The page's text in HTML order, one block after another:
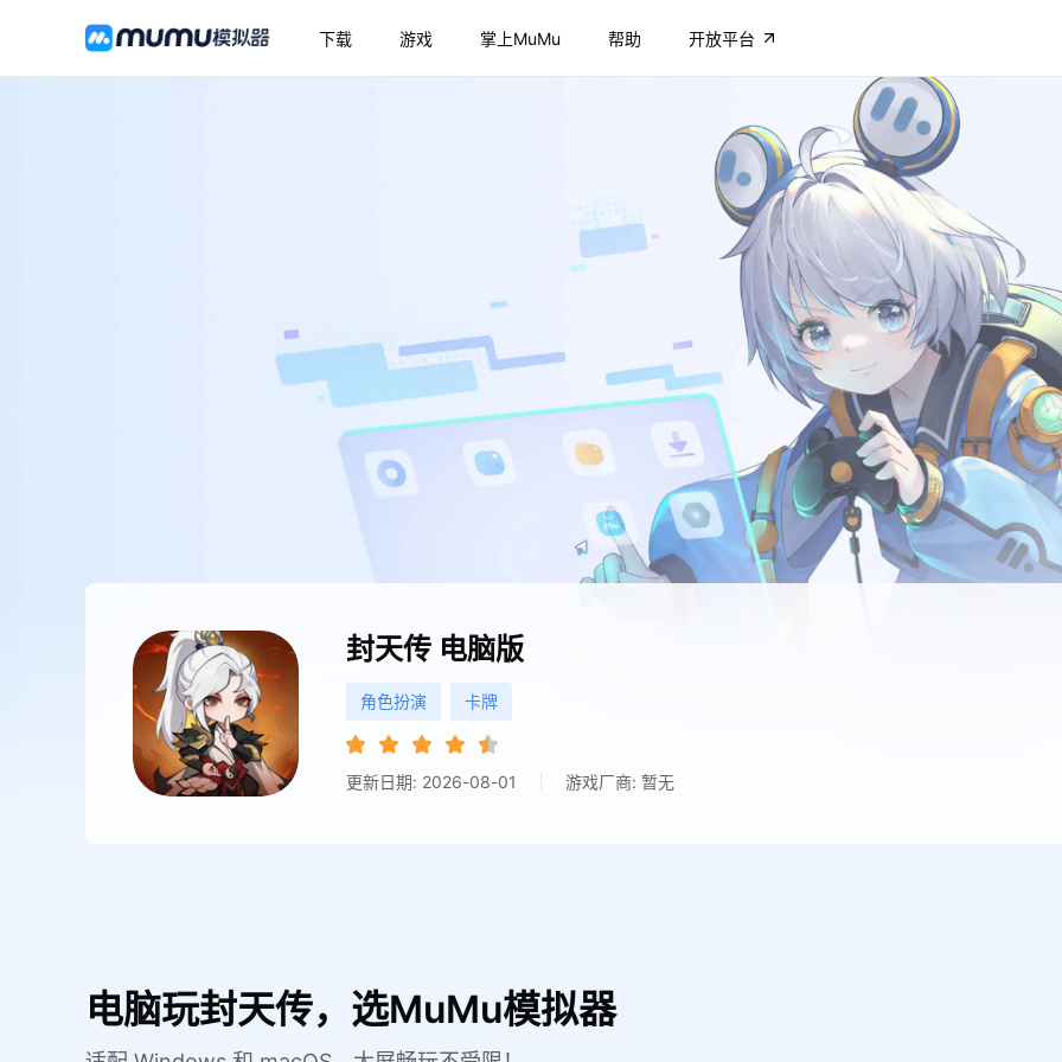
下载 游戏 掌上MuMu 帮助 开放平台
封天传 电脑版
角色扮演 卡牌
更新日期: 2026-08-01 游戏厂商: 暂无
电脑玩封天传，选MuMu模拟器